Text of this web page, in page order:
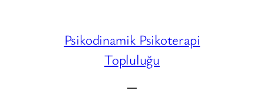
Psikodinamik Psikoterapi
Topluluğu